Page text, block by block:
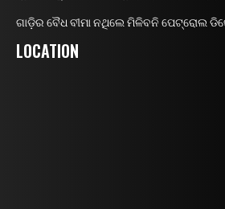
ଗାଡ଼ିର ବୈଧ ବୀମା ନଥିଲେ ମିଳିବନି ପେଟ୍ରୋଲ
LOCATION